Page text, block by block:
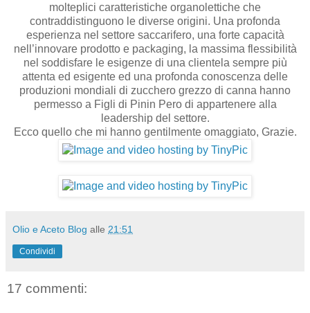
molteplici caratteristiche organolettiche che
contraddistinguono le diverse origini. Una profonda
esperienza nel settore saccarifero, una forte capacità
nell’innovare prodotto e packaging, la massima flessibilità
nel soddisfare le esigenze di una clientela sempre più
attenta ed esigente ed una profonda conoscenza delle
produzioni mondiali di zucchero grezzo di canna hanno
permesso a Figli di Pinin Pero di appartenere alla
leadership del settore.
Ecco quello che mi hanno gentilmente omaggiato, Grazie.
Olio e Aceto Blog alle 21:51
Condividi
17 commenti: